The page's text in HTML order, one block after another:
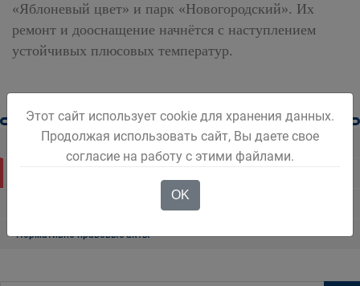
«Яблоневый цвет» и парк «Новогородский». Их
ремонт и дооснащение начнётся с наступлением
устойчивых плюсовых температур.
Городская среда
Нормативно правовые акты
Этот сайт использует cookie для хранения данных.
Продолжая использовать сайт, Вы даете свое
согласие на работу с этими файлами.
OK